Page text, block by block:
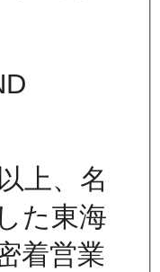
上、名
た東海
着営業